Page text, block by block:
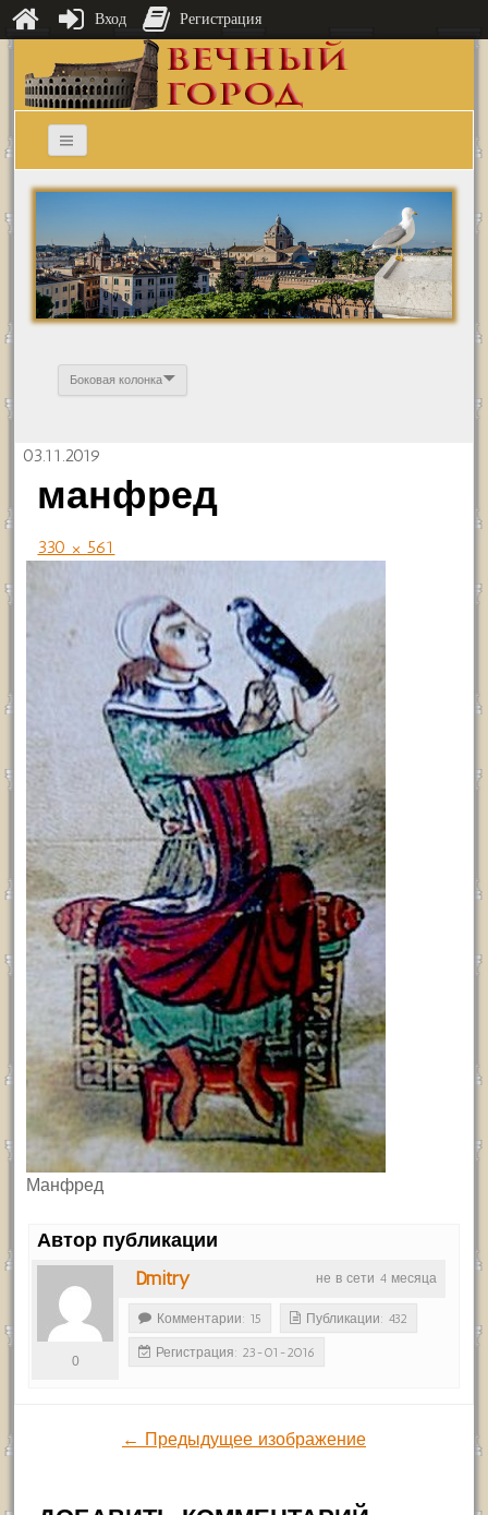
Боковая колонка
03.11.2019
манфред
330 × 561
Манфред
Автор публикации
не в сети 4 месяца
Dmitry
0
Комментарии: 15 Публикации: 432
Регистрация: 23-01-2016
← Предыдущее изображение
Вход Регистрация